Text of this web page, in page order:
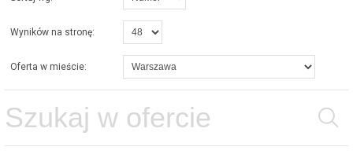
Wyników na stronę:
Oferta w mieście: